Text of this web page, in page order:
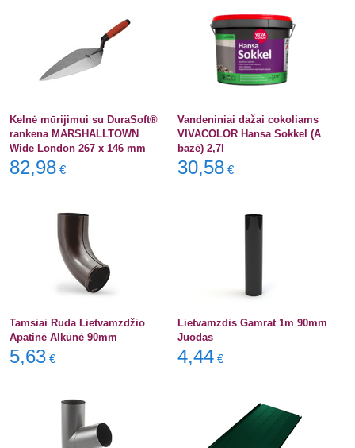
Kelnė mūrijimui su DuraSoft®
rankena MARSHALLTOWN
Wide London 267 x 146 mm
82,98 €
Vandeniniai dažai cokoliams
VIVACOLOR Hansa Sokkel (A
bazė) 2,7l
30,58 €
Tamsiai Ruda Lietvamzdžio
Apatinė Alkūnė 90mm
5,63 €
Lietvamzdis Gamrat 1m 90mm
Juodas
4,44 €